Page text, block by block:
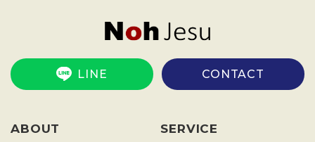
LINE CONTACT
ABOUT SERVICE